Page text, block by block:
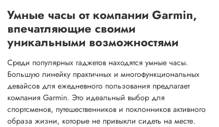
Умные часы от компании Garmin,
впечатляющие своими
уникальными возможностями
Среди популярных гаджетов находятся умные часы.
Большую линейку практичных и многофункциональных
девайсов для ежедневного пользования предлагает
компания Garmin. Это идеальный выбор для
спортсменов, путешественников и поклонников активного
образа жизни, которые не привыкли сидеть на месте.